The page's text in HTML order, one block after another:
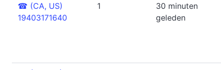
☎ (CA, US)
19403171640
1
30 minuten
geleden